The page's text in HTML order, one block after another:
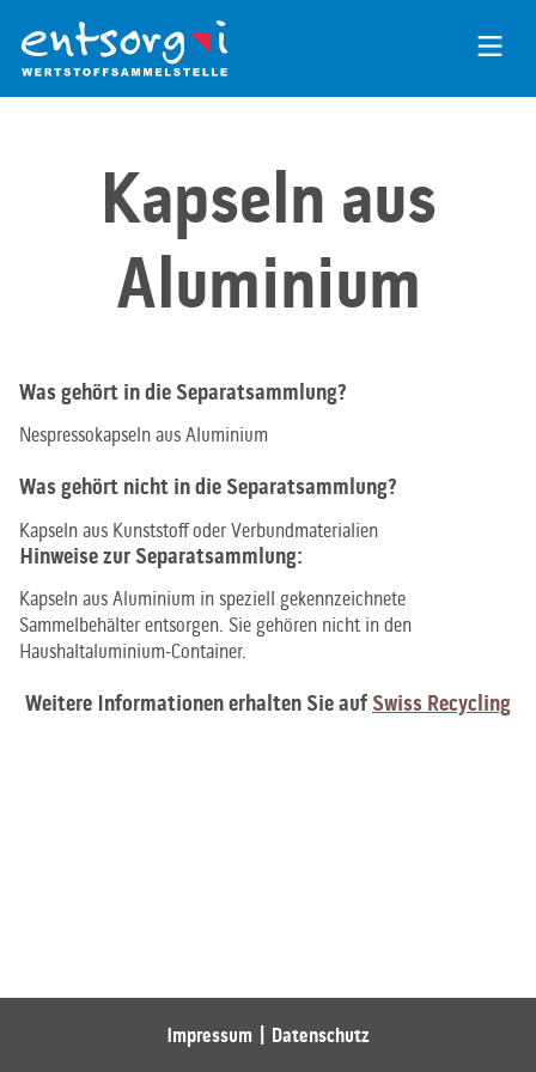
Inhalt
der
Seite
Kapseln aus
Aluminium
Was gehört in die Separatsammlung?
Nespressokapseln aus Aluminium
Was gehört nicht in die Separatsammlung?
Kapseln aus Kunststoff oder Verbundmaterialien
Hinweise zur Separatsammlung:
Kapseln aus Aluminium in speziell gekennzeichnete
Sammelbehälter entsorgen. Sie gehören nicht in den
Haushaltaluminium-Container.
Weitere Informationen erhalten Sie auf Swiss Recycling
Impressum Datenschutz